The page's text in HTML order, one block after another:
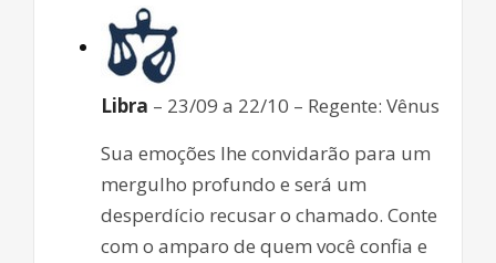
Libra – 23/09 a 22/10 – Regente: Vênus
Sua emoções lhe convidarão para um
mergulho profundo e será um
desperdício recusar o chamado. Conte
com o amparo de quem você confia e